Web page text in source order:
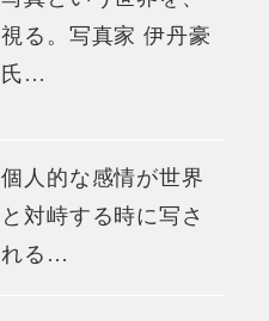
視る。写真家 伊丹豪
氏…
個人的な感情が世界
と対峙する時に写さ
れる…